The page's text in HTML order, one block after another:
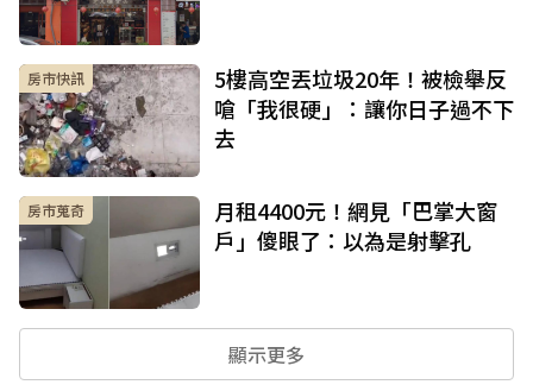
房市快訊
5樓高空丟垃圾20年！被檢舉反
嗆「我很硬」：讓你日子過不下
去
房市蒐奇
月租4400元！網見「巴掌大窗
戶」傻眼了：以為是射擊孔
顯示更多